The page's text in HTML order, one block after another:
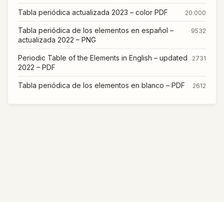
Tabla periódica actualizada 2023 – color PDF 20.000
Tabla periódica de los elementos en español –
actualizada 2022 – PNG
9532
Periodic Table of the Elements in English – updated
2022 – PDF
2731
Tabla periódica de los elementos en blanco – PDF 2612